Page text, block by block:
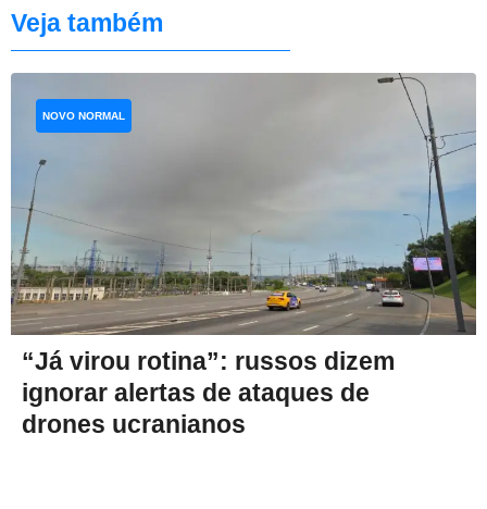
Veja também
“Já virou rotina”: russos dizem
ignorar alertas de ataques de
drones ucranianos
NOVO NORMAL